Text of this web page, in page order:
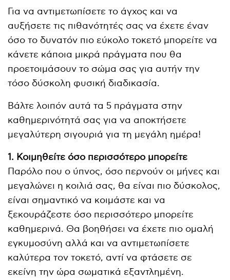
Για να αντιμετωπίσετε το άγχος και να
αυξήσετε τις πιθανότητές σας να έχετε έναν
όσο το δυνατόν πιο εύκολο τοκετό μπορείτε να
κάνετε κάποια μικρά πράγματα που θα
προετοιμάσουν το σώμα σας για αυτήν την
τόσο δύσκολη φυσική διαδικασία.
Βάλτε λοιπόν αυτά τα 5 πράγματα στην
καθημερινότητά σας για να αποκτήσετε
μεγαλύτερη σιγουριά για τη μεγάλη ημέρα!
1. Κοιμηθείτε όσο περισσότερο μπορείτε
Παρόλο που ο ύπνος, όσο περνούν οι μήνες και
μεγαλώνει η κοιλιά σας, θα είναι πιο δύσκολος,
είναι σημαντικό να κοιμάστε και να
ξεκουράζεστε όσο περισσότερο μπορείτε
καθημερινά. Θα βοηθήσει να έχετε πιο ομαλή
εγκυμοσύνη αλλά και να αντιμετωπίσετε
καλύτερα τον τοκετό, αντί να φτάσετε σε
εκείνη την ώρα σωματικά εξαντλημένη.